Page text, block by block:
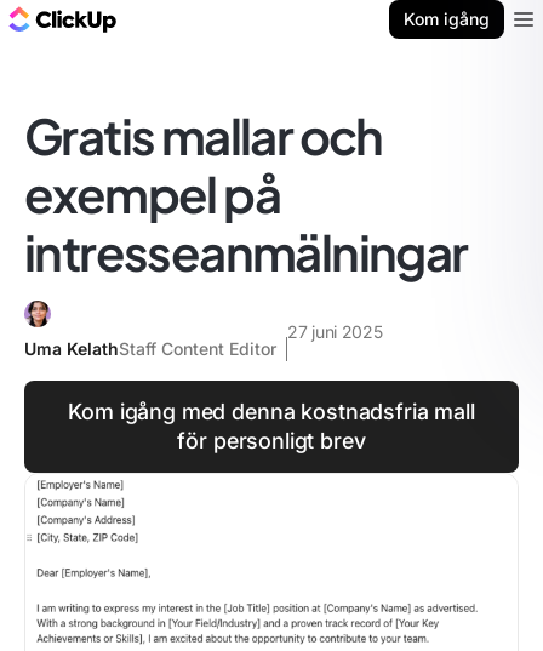
Kom igång
Gratis mallar och
exempel på
intresseanmälningar
Uma KelathStaff Content Editor
27 juni 2025
Kom igång med denna kostnadsfria mall
för personligt brev